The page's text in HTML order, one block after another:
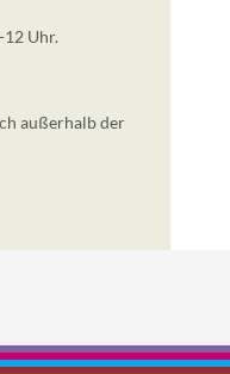
Uhr.
außerhalb der